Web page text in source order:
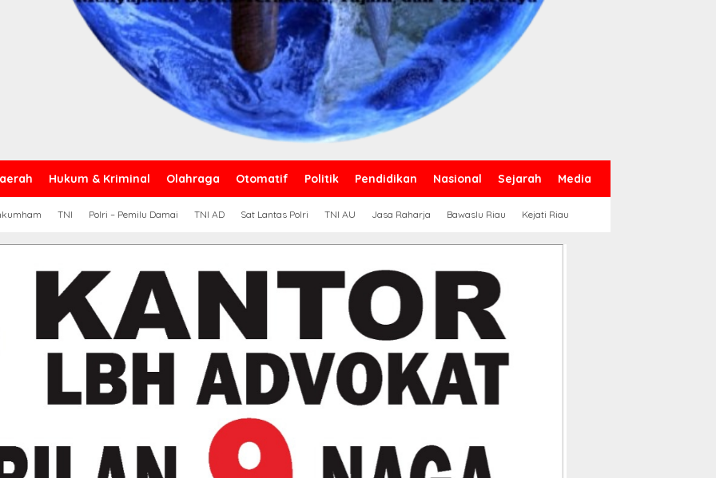
Hukum & Kriminal Olahraga Otomatif Politik Pendidikan Nasional Sejarah Media
TNI Polri – Pemilu Damai TNI AD Sat Lantas Polri TNI AU Jasa Raharja Bawaslu Riau Kejati Riau